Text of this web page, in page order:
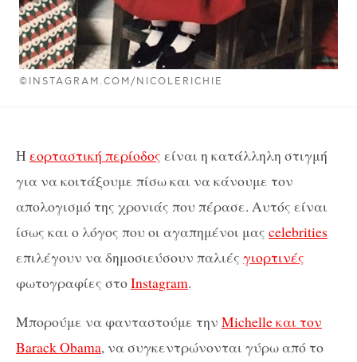
©INSTAGRAM.COM/NICOLERICHIE
Η εορταστική περίοδος είναι η κατάλληλη στιγμή
για να κοιτάξουμε πίσω και να κάνουμε τον
απολογισμό της χρονιάς που πέρασε. Αυτός είναι
ίσως και ο λόγος που οι αγαπημένοι μας celebrities
επιλέγουν να δημοσιεύσουν παλιές γιορτινές
φωτογραφίες στοInstagram.
Μπορούμε να φανταστούμε την Michelle και τον
Barack Obama, να συγκεντρώνονται γύρω από το